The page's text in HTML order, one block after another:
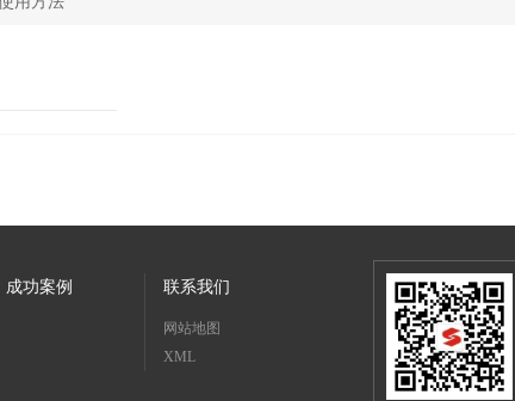
成功案例 联系我们
网站地图
XML